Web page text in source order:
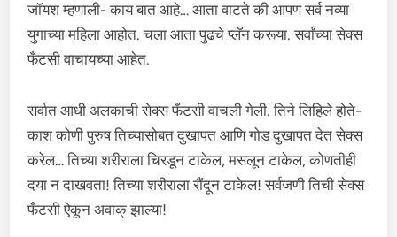
जॉयश म्हणाली- काय बात आहे… आता वाटते की आपण सर्व नव्या
युगाच्या महिला आहोत. चला आता पुढचे प्लॅन करूया. सर्वांच्या सेक्स
फँटसी वाचायच्या आहेत.
सर्वात आधी अलकाची सेक्स फँटसी वाचली गेली. तिने लिहिले होते-
काश कोणी पुरुष तिच्यासोबत दुखापत आणि गोड दुखापत देत सेक्स
करेल… तिच्या शरीराला चिरडून टाकेल, मसलून टाकेल, कोणतीही
दया न दाखवता! तिच्या शरीराला रौंदून टाकेल! सर्वजणी तिची सेक्स
फँटसी ऐकून अवाक् झाल्या!